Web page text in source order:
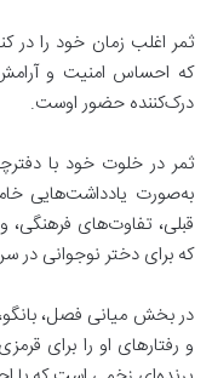
ثمر اغلب زمان خود را در
که احساس امنیت و
درک‌کننده حضور اوست.
ثمر در خلوت خود با
به‌صورت یادداشت‌هایی
قبلی، تفاوت‌های
که برای دختر نوجوانی در
در بخش میانی فصل،
و رفتارهای او را برای